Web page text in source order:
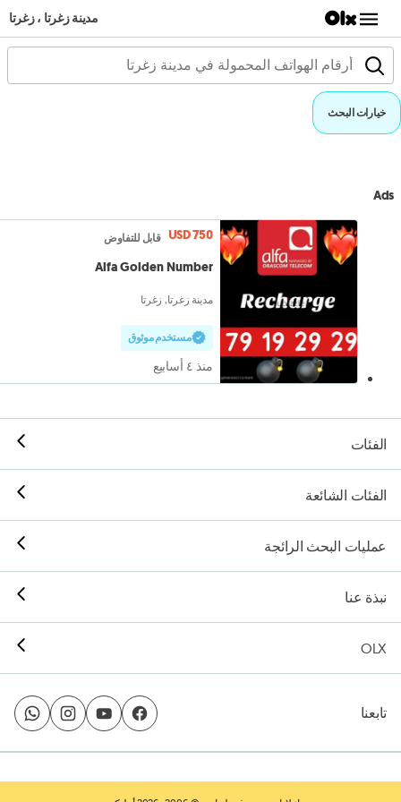
مدينة زغرتا ، زغرتا
خيارات البحث
Ads
USD 750 قابل للتفاوض
Alfa Golden Number
مدينة زغرتا, زغرتا
مستخدم موثوق
منذ ٤ أسابيع
الفئات
الفئات الشائعة
عمليات البحث الرائجة
نبذة عنا
OLX
تابعنا